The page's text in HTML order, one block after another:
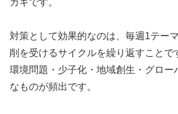
対策として効果的なのは、毎週1テー
削を受けるサイクルを繰り返すことで
環境問題・少子化・地域創生・グロー
なものが頻出です。